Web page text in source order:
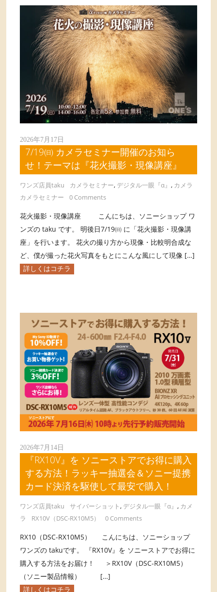
2026年7月17日
7/19㈰ カメラセミナー開催のお知ら
せ！テーマは『花火撮影・現像講座』
ワンズ店員taku カメラセミナー, デジタル一眼『α』, カメラ
カメラセミナー
0 Comments
花火撮影・現像講座 こんにちは、ソニーショップ ワ
ンズの taku です。 明後日7/19㈰ に「花火撮影・現像講
座」を行います。 花火の撮り方から現像・比較明合成な
ど、僕が撮った花火写真をもとにこんな風にして現像 […]
詳しくはコチラ
2026年7月14日
『RX10V』を ソニーストアでお得に購入
する方法！ラッキー抽選会＆ソニー提携
カード決済を駆使して最安で購入！
ワンズ店員taku サイバーショット, デジタル一眼『α』, カメ
ラ
RX10V（DSC-RX10M5） 0 Comments
RX10（DSC-RX10M5） こんにちは、ソニーショップ
ワンズの takuです。 『RX10V』を ソニーストアでお得に
購入する方法をお届け！ ＞RX10V（DSC-RX10M5）
（ソニー製品情報） […]
詳しくはコチラ